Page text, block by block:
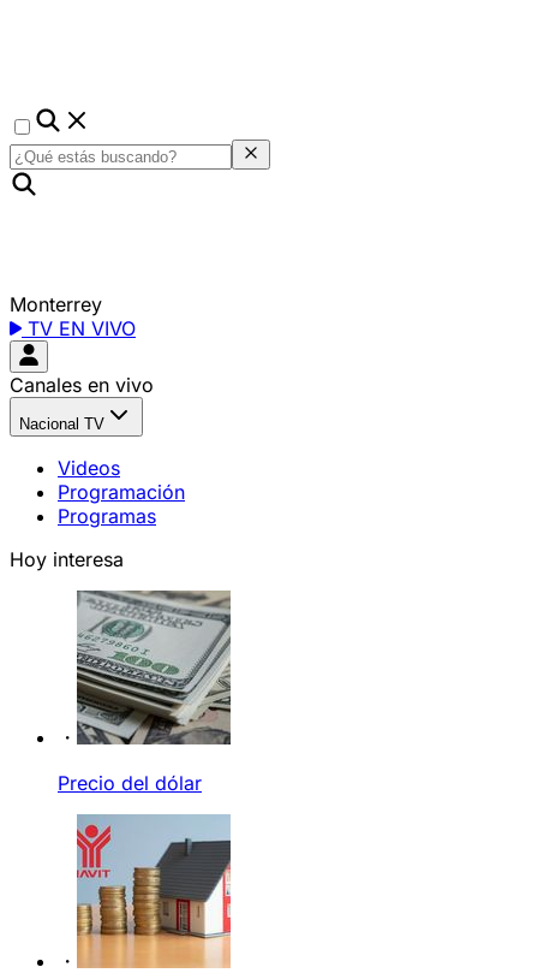
Monterrey
TV EN VIVO
Canales en vivo
Nacional TV
Videos
Programación
Programas
Hoy interesa
Precio del dólar